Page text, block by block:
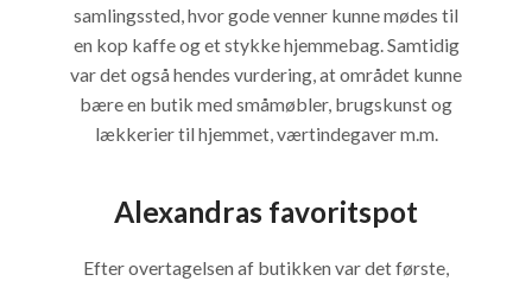
samlingssted, hvor gode venner kunne mødes til
en kop kaffe og et stykke hjemmebag. Samtidig
var det også hendes vurdering, at området kunne
bære en butik med småmøbler, brugskunst og
lækkerier til hjemmet, værtindegaver m.m.
Alexandras favoritspot
Efter overtagelsen af butikken var det første,